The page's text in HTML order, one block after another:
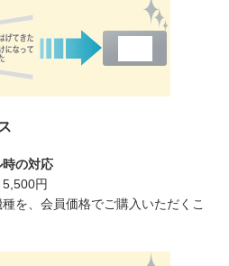
の対応
5,500円
を、会員価格でご購入いただくこ